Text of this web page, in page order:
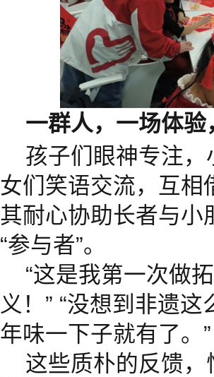
一群人，一场体
孩子们眼神专注
女们笑语交流，互相
其耐心协助长者与小
“参与者”。
“这是我第一次做
义！” “没想到非遗
年味一下子就有了。”
这些质朴的反馈